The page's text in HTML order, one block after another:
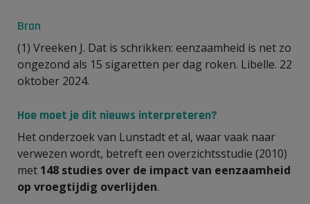
Bron
(1) Vreeken J. Dat is schrikken: eenzaamheid is net zo
ongezond als 15 sigaretten per dag roken. Libelle. 22
oktober 2024.
Hoe moet je dit nieuws interpreteren?
Het onderzoek van Lunstadt et al, waar vaak naar
verwezen wordt, betreft een overzichtsstudie (2010)
met 148 studies over de impact van eenzaamheid
op vroegtijdig overlijden.